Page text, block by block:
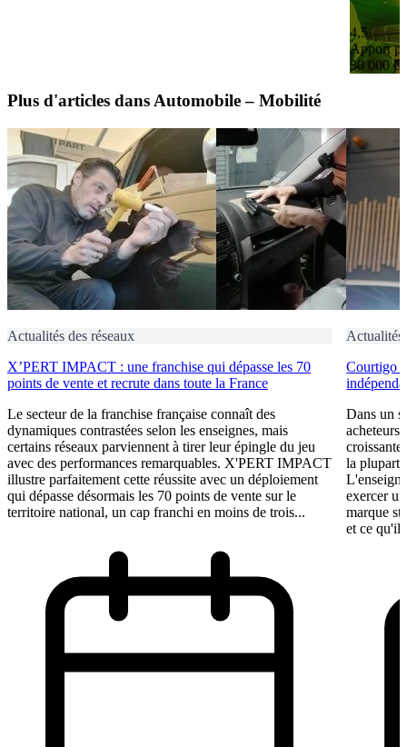
4,5
Apport
30 000 €
Plus d'articles dans Automobile – Mobilité
Actualités des réseaux
X’PERT IMPACT : une franchise qui dépasse les 70
points de vente et recrute dans toute la France
Le secteur de la franchise française connaît des
dynamiques contrastées selon les enseignes, mais
certains réseaux parviennent à tirer leur épingle du jeu
avec des performances remarquables. X'PERT IMPACT
illustre parfaitement cette réussite avec un déploiement
qui dépasse désormais les 70 points de vente sur le
territoire national, un cap franchi en moins de trois...
Actualités
Courtigo :
Dans un
acheteurs
la plupart
exercer
marque
et ce qu'il